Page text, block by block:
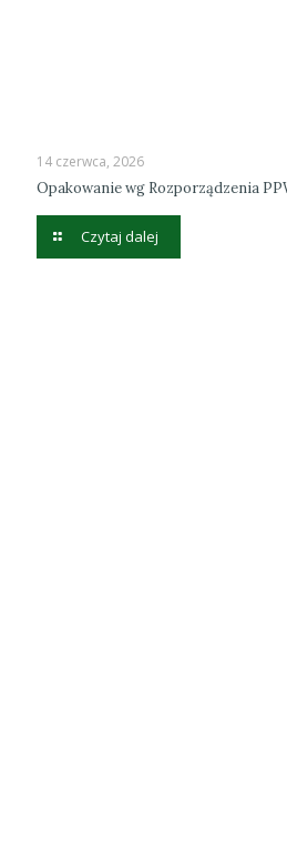
14 czerwca, 2026
Opakowanie wg Rozporządzenia
Czytaj dalej